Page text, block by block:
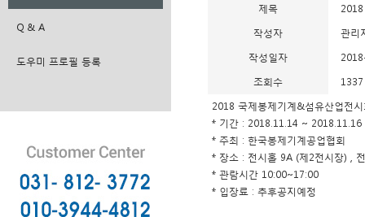
Q & A
도우미 프로필 등록
제목
작성자 관리
작성일자
조회수 1337
2018 국제봉제기계&섬유산업전시
* 기간 : 2018.11.14 ~ 2018.11.16
* 주최 : 한국봉제기계공업협회
* 장소 : 전시홀 9A (제2전시장) ,
* 관람시간 10:00~17:00
* 입장료 : 추후공지예정